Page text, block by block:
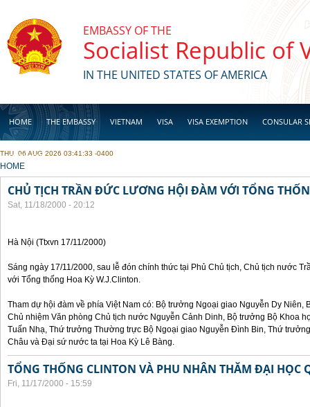
EMBASSY OF THE
Socialist Republic of
IN THE UNITED STATES OF AMERICA
HOME THE EMBASSY VIETNAM VISA VISA EXEMPTION CONSULAR
BUSINESS
THU, 06 AUG 2026 03:41:33 -0400
YOU ARE HERE
HOME
CHỦ TỊCH TRẦN ĐỨC LƯƠNG HỘI ĐÀM VỚI TỔNG
Sat, 11/18/2000 - 20:12
Hà Nội (Ttxvn 17/11/2000)
Sáng ngày 17/11/2000, sau lễ đón chính thức tại Phủ Chủ tịch, Chủ tịch nước
với Tổng thống Hoa Kỳ W.J.Clinton.
Tham dự hội đàm về phía Việt Nam có: Bộ trưởng Ngoại giao Nguyễn Dy Niên,
Chủ nhiệm Văn phòng Chủ tịch nước Nguyễn Cảnh Dinh, Bộ trưởng Bộ Khoa
Tuấn Nhạ, Thứ trưởng Thường trực Bộ Ngoại giao Nguyễn Đình Bin, Thứ
Châu và Đại sứ nước ta tại Hoa Kỳ Lê Bàng.
TỔNG THỐNG CLINTON VÀ PHU NHÂN THĂM ĐẠI HỌC
Fri, 11/17/2000 - 15:59